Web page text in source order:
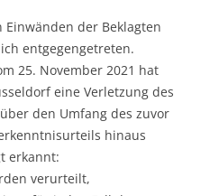
Einwänden der Beklagten
entgegengetreten.
25. November 2021 hat
eine Verletzung des
den Umfang des zuvor
hinaus
erkannt:
verurteilt,